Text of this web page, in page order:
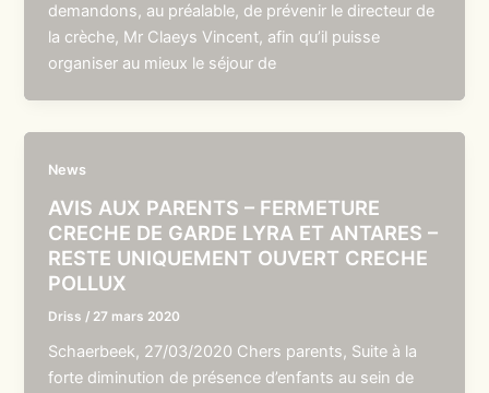
demandons, au préalable, de prévenir le directeur de
la crèche, Mr Claeys Vincent, afin qu’il puisse
organiser au mieux le séjour de
News
AVIS AUX PARENTS – FERMETURE
CRECHE DE GARDE LYRA ET ANTARES –
RESTE UNIQUEMENT OUVERT CRECHE
POLLUX
Driss / 27 mars 2020
Schaerbeek, 27/03/2020 Chers parents, Suite à la
forte diminution de présence d’enfants au sein de